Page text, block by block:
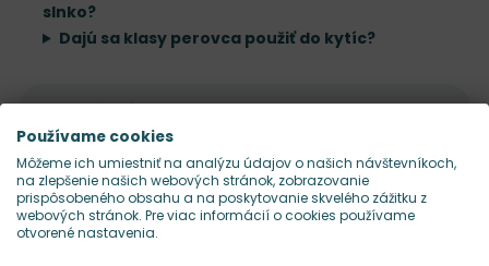
slnko?
Dajú sa klasy perovca použiť do kytíc?
Kalendár výsadby a kvitnutia
Údržba rastliny
Používame cookies
Môžeme ich umiestniť na analýzu údajov o našich návštevníkoch,
na zlepšenie našich webových stránok, zobrazovanie
prispôsobeného obsahu a na poskytovanie skvelého zážitku z
webových stránok. Pre viac informácií o cookies používame
otvorené nastavenia.